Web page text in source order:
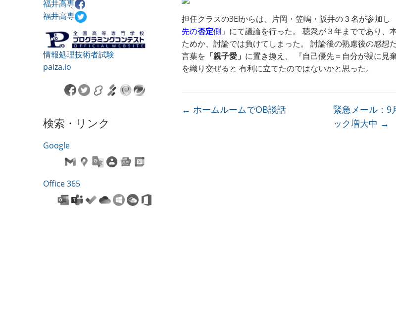
福井高専
福井高専
情報処理技術者試験
paiza.io
検索・リンク
Google
Office 365
担任クラスの3EIからは、片岡・笠嶋・阪井の３名が参加し
先の否定側」 にて議論を行った。 聴衆が３年までであり、
ためか、討論では負けてしまった。 討論後の熟慮後の感想
言葉を 「親子愛」 に置き換え、 『自己優先＝自分が親に見
を織り交ぜると 有利に立てたのではないかと思った。
← ホームルームでOB談話
緊急メール：9
ック増大中 →